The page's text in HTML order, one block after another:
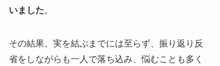
いました。
その結果、実を結ぶまでには至らず、振り返り反
省をしながらも一人で落ち込み、悩むことも多く